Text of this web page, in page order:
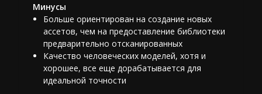
Минусы
Больше ориентирован на создание новых
ассетов, чем на предоставление библиотеки
предварительно отсканированных
Качество человеческих моделей, хотя и
хорошее, все еще дорабатывается для
идеальной точности